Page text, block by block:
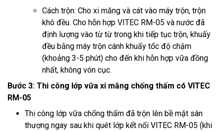
Cách trộn: Cho xi măng và cát vào máy trộn, trộn
khô đều. Cho hỗn hợp VITEC RM-05 và nước đã
định lượng vào từ từ trong khi tiếp tục trộn, khuấy
đều bằng máy trộn cánh khuấy tốc độ chậm
(khoảng 3-5 phút) cho đến khi hỗn hợp vữa đồng
nhất, không vón cục.
Bước 3: Thi công lớp vữa xi măng chống thấm có VITEC
RM-05
Thi công lớp vữa chống thấm đã trộn lên bề mặt sân
thượng ngay sau khi quét lớp kết nối VITEC RM-05 (khi